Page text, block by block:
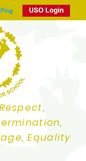
Equality